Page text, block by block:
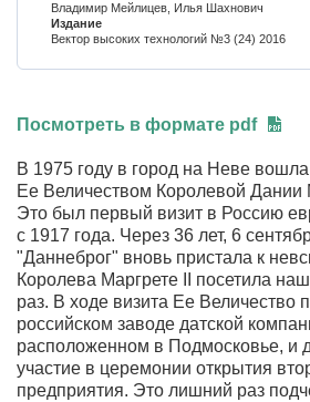
Владимир Мейлицев, Илья Шахнович
Издание
Вектор высоких технологий №3 (24) 2016
Посмотреть в формате pdf
В 1975 году в город на Неве
Ее Величеством Королевой Дании
Это был первый визит в Россию
с 1917 года. Через 36 лет, 6
"Даннеброг" вновь пристала к
Королева Маргрете II посетила
раз. В ходе визита Ее Величество
российском заводе датской
расположенном в Подмосковье, и
участие в церемонии открытия
предприятия. Это лишний раз